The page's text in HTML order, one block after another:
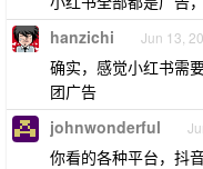
hanzichi Jun 13,
确实，感觉小红书需
团广告
johnwonderful
你看的各种平台，抖